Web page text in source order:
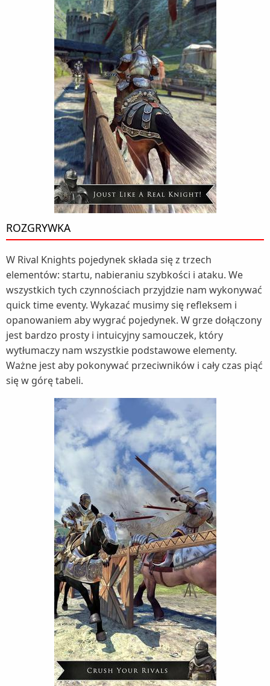
ROZGRYWKA
W Rival Knights pojedynek składa się z trzech
elementów: startu, nabieraniu szybkości i ataku. We
wszystkich tych czynnościach przyjdzie nam wykonywać
quick time eventy. Wykazać musimy się refleksem i
opanowaniem aby wygrać pojedynek. W grze dołączony
jest bardzo prosty i intuicyjny samouczek, który
wytłumaczy nam wszystkie podstawowe elementy.
Ważne jest aby pokonywać przeciwników i cały czas piąć
się w górę tabeli.